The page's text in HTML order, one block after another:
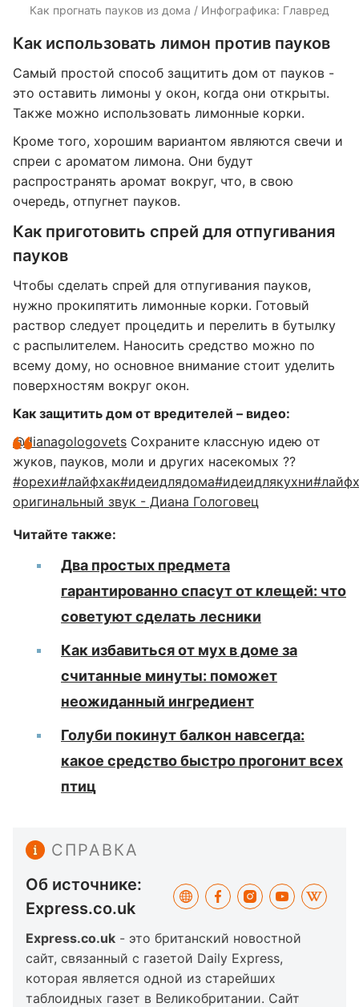
Как прогнать пауков из дома / Инфографика: Главред
Как использовать лимон против пауков
Самый простой способ защитить дом от пауков -
это оставить лимоны у окон, когда они открыты.
Также можно использовать лимонные корки.
Кроме того, хорошим вариантом являются свечи и
спреи с ароматом лимона. Они будут
распространять аромат вокруг, что, в свою
очередь, отпугнет пауков.
Как приготовить спрей для отпугивания
пауков
Чтобы сделать спрей для отпугивания пауков,
нужно прокипятить лимонные корки. Готовый
раствор следует процедить и перелить в бутылку
с распылителем. Наносить средство можно по
всему дому, но основное внимание стоит уделить
поверхностям вокруг окон.
Как защитить дом от вредителей – видео:
@dianagologovets Сохраните классную идею от
жуков, пауков, моли и других насекомых ??️
#орехи#лайфхак#идеидлядома#идеидлякухни
оригинальный звук - Диана Гологовец
Читайте также:
Два простых предмета
гарантированно спасут от клещей: что
советуют сделать лесники
Как избавиться от мух в доме за
считанные минуты: поможет
неожиданный ингредиент
Голуби покинут балкон навсегда:
какое средство быстро прогонит всех
птиц
СПРАВКА
Об источнике:
Express.co.uk
Express.co.uk - это британский новостной
сайт, связанный с газетой Daily Express,
которая является одной из старейших
таблоидных газет в Великобритании. Сайт